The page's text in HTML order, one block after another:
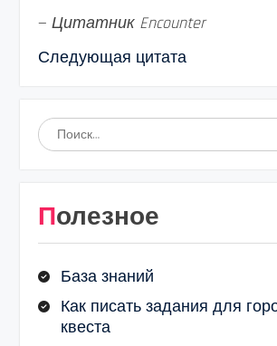
— Цитатник Encounter
Следующая цитата
Найти:
Полезное
База знаний
Как писать задания для
квеста